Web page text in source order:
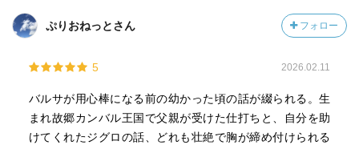
ぷりおねっとさん フォロー
5 2026.02.11
バルサが用心棒になる前の幼かった頃の話が綴られる。生
まれ故郷カンバル王国で父親が受けた仕打ちと、自分を助
けてくれたジグロの話、どれも壮絶で胸が締め付けられる